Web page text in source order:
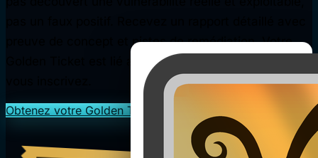
preuve de concept et pistes de remédiation. Votre
Golden Ticket est lié au domaine avec lequel vous
Obtenez votre Golden Ticket